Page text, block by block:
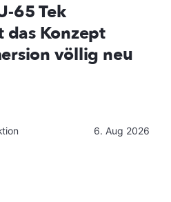
65 Tek
Konzept
völlig neu
6. Aug 2026